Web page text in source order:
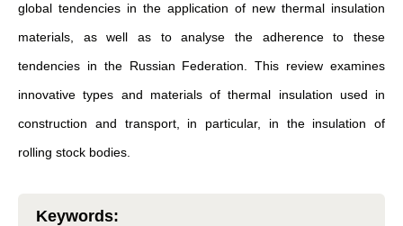
global tendencies in the application of new thermal insulation
materials, as well as to analyse the adherence to these
tendencies in the Russian Federation. This review examines
innovative types and materials of thermal insulation used in
construction and transport, in particular, in the insulation of
rolling stock bodies.
Keywords: